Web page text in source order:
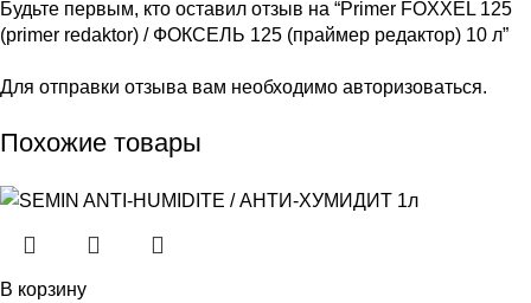
Будьте первым, кто оставил отзыв на “Primer FOXXEL 125
(primer redaktor) / ФОКСЕЛЬ 125 (праймер редактор) 10 л”
Для отправки отзыва вам необходимо авторизоваться.
Похожие товары
В корзину